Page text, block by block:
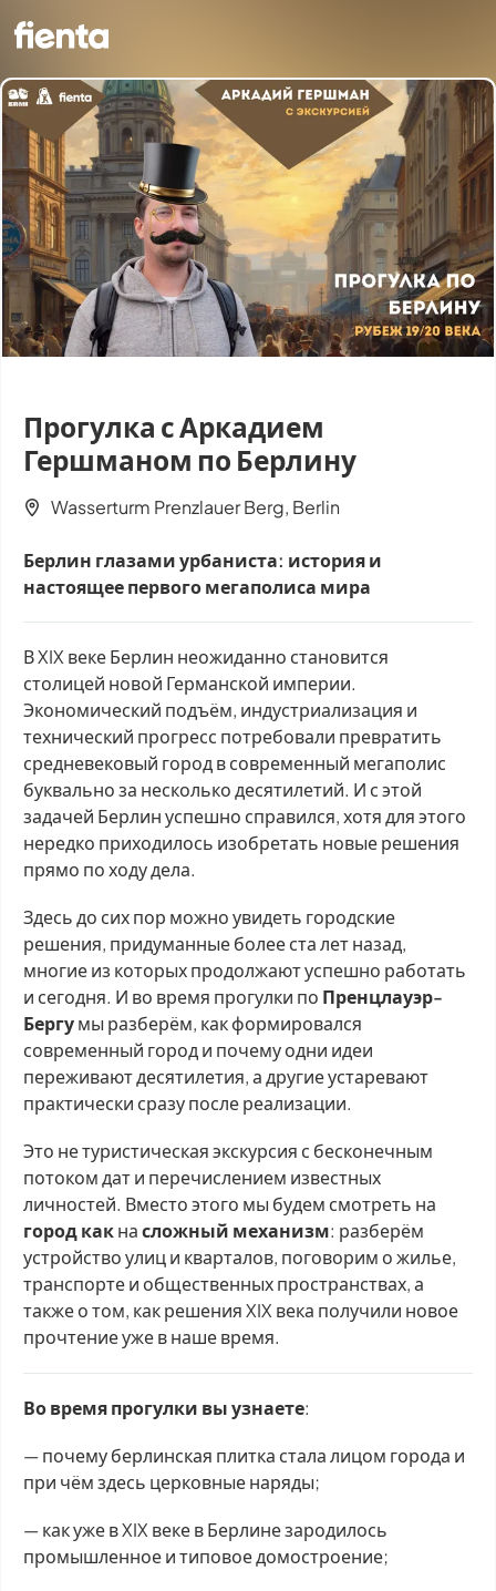
Прогулка с Аркадием
Гершманом по Берлину
Wasserturm Prenzlauer Berg, Berlin
Берлин глазами урбаниста: история и
настоящее первого мегаполиса мира
В XIX веке Берлин неожиданно становится
столицей новой Германской империи.
Экономический подъём, индустриализация и
технический прогресс потребовали превратить
средневековый город в современный мегаполис
буквально за несколько десятилетий. И с этой
задачей Берлин успешно справился, хотя для этого
нередко приходилось изобретать новые решения
прямо по ходу дела.
Здесь до сих пор можно увидеть городские
решения, придуманные более ста лет назад,
многие из которых продолжают успешно работать
и сегодня. И во время прогулки по Пренцлауэр-
Бергумы разберём, как формировался
современный город и почему одни идеи
переживают десятилетия, а другие устаревают
практически сразу после реализации.
Это не туристическая экскурсия с бесконечным
потоком дат и перечислением известных
личностей. Вместо этого мы будем смотреть на
город какнасложный механизм: разберём
устройство улиц и кварталов, поговорим о жилье,
транспорте и общественных пространствах, а
также о том, как решения XIX века получили новое
прочтение уже в наше время.
Во время прогулки вы узнаете:
— почему берлинская плитка стала лицом города и
при чём здесь церковные наряды;
— как уже в XIX веке в Берлине зародилось
промышленное и типовое домостроение;